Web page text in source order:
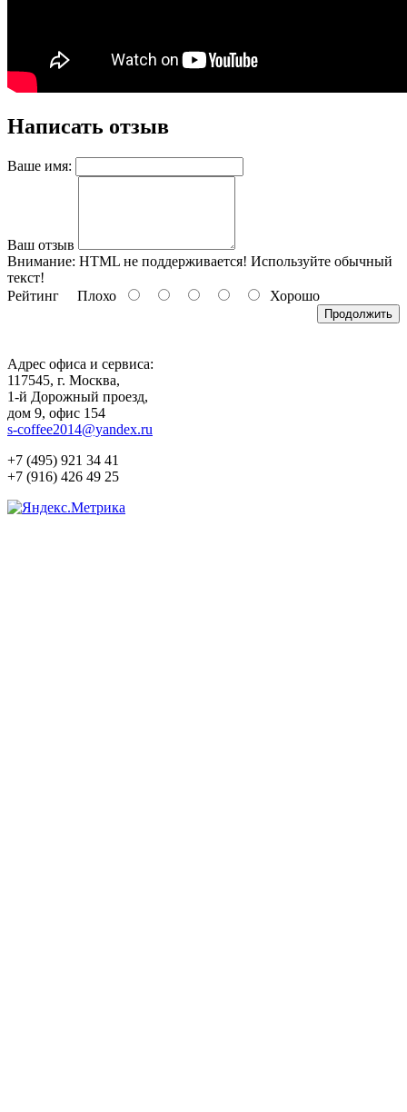
Написать отзыв
Ваше имя:
Ваш отзыв
Внимание: HTML не поддерживается! Используйте обычный
текст!
Рейтинг Плохо Хорошо
Продолжить
Адрес офиса и сервиса:
117545, г. Москва,
1-й Дорожный проезд,
дом 9, офис 154
s-coffee2014@yandex.ru
+7 (495) 921 34 41
+7 (916) 426 49 25